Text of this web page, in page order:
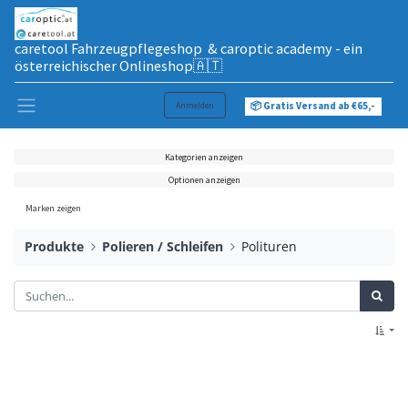
caretool Fahrzeugpflegeshop & caroptic academy - ein
österreichischer Onlineshop🇦🇹
Anmelden 📦 Gratis Versand ab €65,-
Kategorien anzeigen
Optionen anzeigen
Marken zeigen
Produkte Polieren / Schleifen Polituren